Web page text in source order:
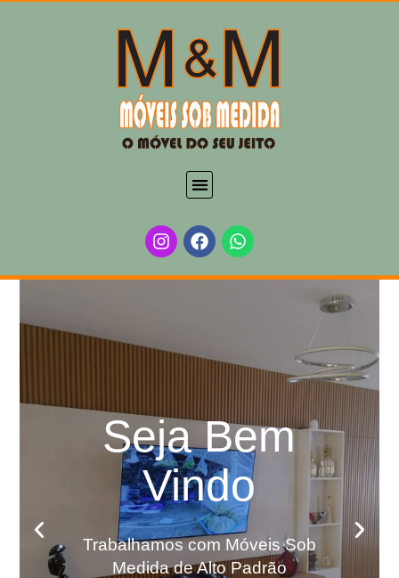
Seja Bem
Vindo
Trabalhamos com Móveis Sob
Medida de Alto Padrão